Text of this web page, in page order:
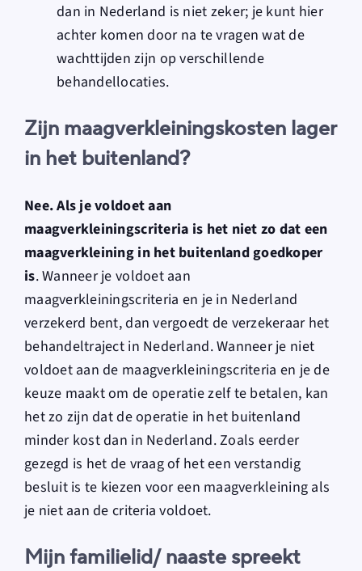
dan in Nederland is niet zeker; je kunt hier
achter komen door na te vragen wat de
wachttijden zijn op verschillende
behandellocaties.
Zijn maagverkleiningskosten lager
in het buitenland?
Nee. Als je voldoet aan
maagverkleiningscriteria is het niet zo dat een
maagverkleining in het buitenland goedkoper
is. Wanneer je voldoet aan
maagverkleiningscriteria en je in Nederland
verzekerd bent, dan vergoedt de verzekeraar het
behandeltraject in Nederland. Wanneer je niet
voldoet aan de maagverkleiningscriteria en je de
keuze maakt om de operatie zelf te betalen, kan
het zo zijn dat de operatie in het buitenland
minder kost dan in Nederland. Zoals eerder
gezegd is het de vraag of het een verstandig
besluit is te kiezen voor een maagverkleining als
je niet aan de criteria voldoet.
Mijn familielid/ naaste spreekt